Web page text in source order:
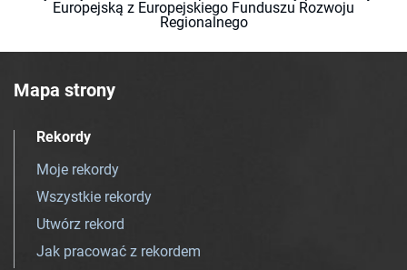
Europejską z Europejskiego Funduszu Rozwoju
Regionalnego
Mapa strony
Rekordy
Moje rekordy
Wszystkie rekordy
Utwórz rekord
Jak pracować z rekordem